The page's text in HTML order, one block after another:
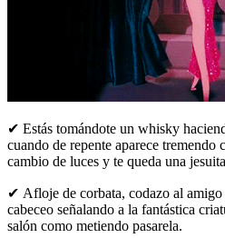
✔ Estás tomándote un whisky
cuando de repente aparece
cambio de luces y te queda una
✔ Afloje de corbata, codazo al amigo
cabeceo señalando a la fantástica
salón como metiendo pasarela.